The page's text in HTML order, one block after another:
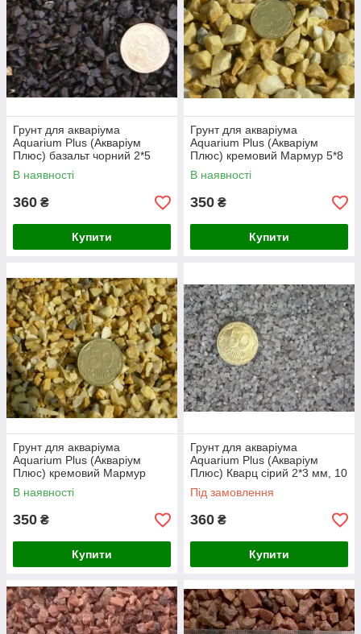
Грунт для акваріума
Aquarium Plus (Акваріум
Плюс) базальт чорний 2*5
мм, 10 кг
В наявності
360 ₴
Купити
Грунт для акваріума
Aquarium Plus (Акваріум
Плюс) кремовий Мармур 5*8
мм, 10 кг
В наявності
350 ₴
Купити
Грунт для акваріума
Aquarium Plus (Акваріум
Плюс) кремовий Мармур
2,5*5 мм, 10 кг
В наявності
350 ₴
Купити
Грунт для акваріума
Aquarium Plus (Акваріум
Плюс) Кварц сірий 2*3 мм, 10
кг
Під замовлення
360 ₴
Купити